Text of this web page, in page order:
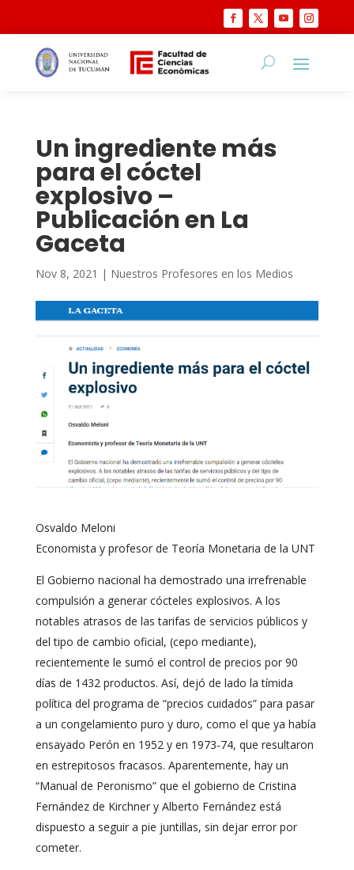
Un ingrediente más
para el cóctel
explosivo –
Publicación en La
Gaceta
Nov 8, 2021 | Nuestros Profesores en los Medios
Osvaldo Meloni
Economista y profesor de Teoría Monetaria de la UNT
El Gobierno nacional ha demostrado una irrefrenable
compulsión a generar cócteles explosivos. A los
notables atrasos de las tarifas de servicios públicos y
del tipo de cambio oficial, (cepo mediante),
recientemente le sumó el control de precios por 90
días de 1432 productos. Así, dejó de lado la tímida
política del programa de “precios cuidados” para pasar
a un congelamiento puro y duro, como el que ya había
ensayado Perón en 1952 y en 1973-74, que resultaron
en estrepitosos fracasos. Aparentemente, hay un
“Manual de Peronismo” que el gobierno de Cristina
Fernández de Kirchner y Alberto Fernández está
dispuesto a seguir a pie juntillas, sin dejar error por
cometer.